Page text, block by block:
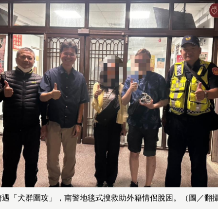
遇「犬群圍攻」，南警地毯式搜救助外籍情侶脫困。（圖／翻